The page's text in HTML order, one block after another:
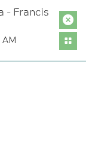
- Francis